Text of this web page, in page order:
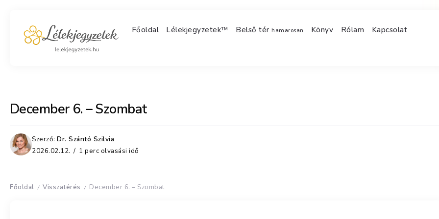
Főoldal Lélekjegyzetek™ Belső térhamarosan Könyv Rólam Kapcsolat
December 6. – Szombat
Szerző: Dr. Szántó Szilvia
2026.02.12.
1 perc olvasási idő
Főoldal / Visszatérés / December 6. – Szombat